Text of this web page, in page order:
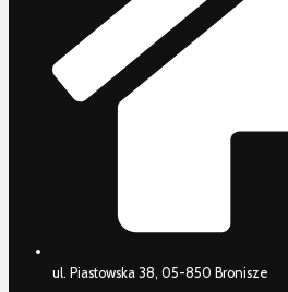
ul. Piastowska 38, 05-850 Bronisze